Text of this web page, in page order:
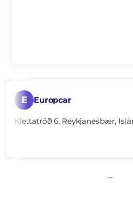
E Europcar
Klettatröð 6, Reykjanesbær,